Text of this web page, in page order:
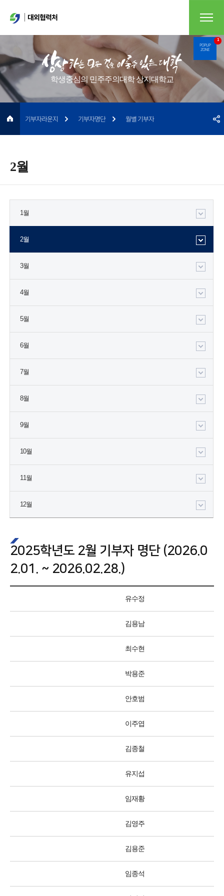
POPUP
ZONE
1
대외협력처
학생중심의 민주주의대학 상지대학교
2월
기부자라운지 기부자명단 월별 기부자
1월
2월
3월
4월
5월
6월
7월
8월
9월
10월
11월
12월
2025학년도 2월 기부자 명단 (2026.0
2.01. ~ 2026.02.28.)
유수정
김용남
최수현
박용준
안호범
이주엽
김종철
유지섭
임재황
김영주
김용준
임종석